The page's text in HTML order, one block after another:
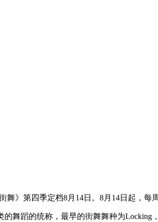
》第四季定档8月14日。8月14日起，每
舞蹈的统称，最早的街舞舞种为